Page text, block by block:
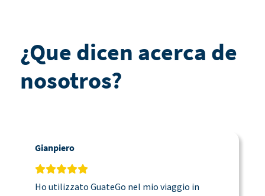
¿Que dicen acerca de
nosotros?
Gianpiero
Ho utilizzato GuateGo nel mio viaggio in